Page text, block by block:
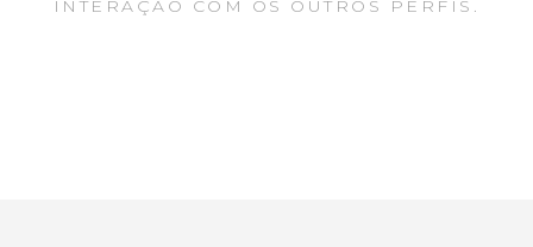
INTERAÇÃO COM OS OUTROS PERFIS.